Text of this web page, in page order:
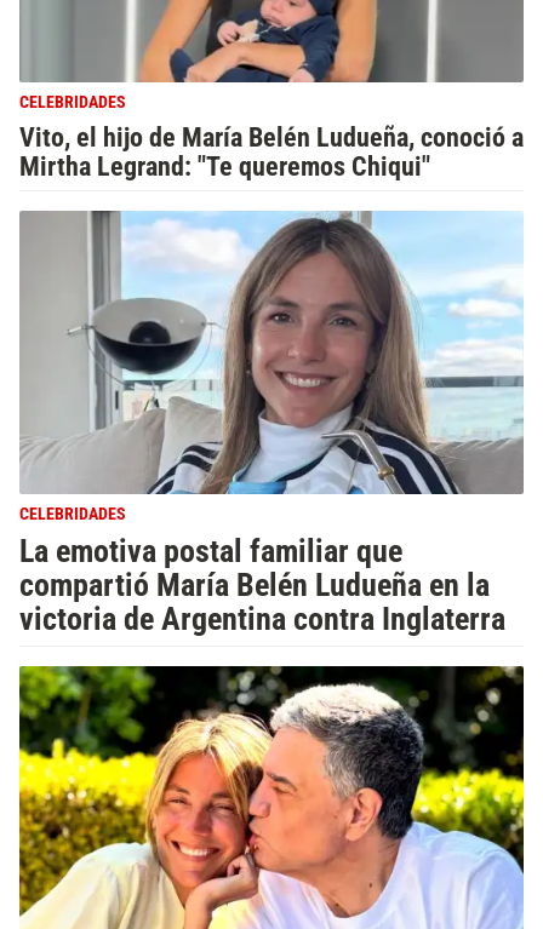
CELEBRIDADES
Vito, el hijo de María Belén Ludueña, conoció a
Mirtha Legrand: "Te queremos Chiqui"
CELEBRIDADES
La emotiva postal familiar que
compartió María Belén Ludueña en la
victoria de Argentina contra Inglaterra